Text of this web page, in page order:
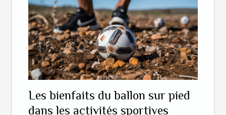
Les bienfaits du ballon sur pied
dans les activités sportives